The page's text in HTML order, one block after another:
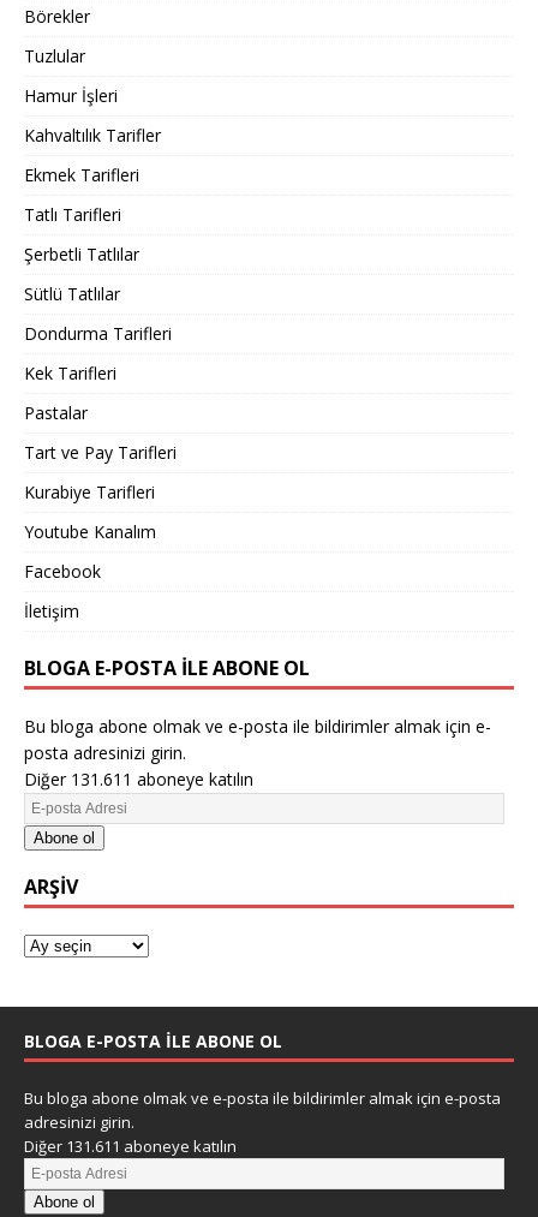
Börekler
Tuzlular
Hamur İşleri
Kahvaltılık Tarifler
Ekmek Tarifleri
Tatlı Tarifleri
Şerbetli Tatlılar
Sütlü Tatlılar
Dondurma Tarifleri
Kek Tarifleri
Pastalar
Tart ve Pay Tarifleri
Kurabiye Tarifleri
Youtube Kanalım
Facebook
İletişim
BLOGA E-POSTA ILE ABONE OL
Bu bloga abone olmak ve e-posta ile bildirimler almak için e-
posta adresinizi girin.
Diğer 131.611 aboneye katılın
Abone ol
ARŞIV
BLOGA E-POSTA ILE ABONE OL
Bu bloga abone olmak ve e-posta ile bildirimler almak için e-posta
adresinizi girin.
Diğer 131.611 aboneye katılın
Abone ol